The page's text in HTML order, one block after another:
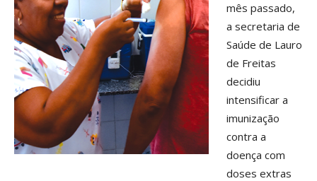
mês passado,
a secretaria de
Saúde de Lauro
de Freitas
decidiu
intensificar a
imunização
contra a
doença com
doses extras